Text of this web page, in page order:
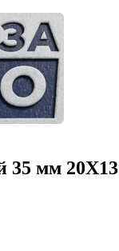
35 мм 20Х13